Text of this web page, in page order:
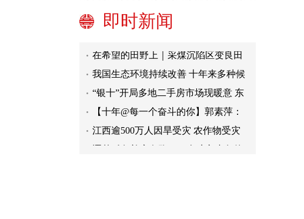
即时新闻
号”升空“逐日”
今年1-9月新疆审批用地37.26万亩 较
去年同期增长94.33%
奥运冠军石智勇任福建体育职业技术
水稻丰收在望
我国生态环境持续改善 十年来多种候
鸟保护见成效
“银十”开局多地二手房市场现暖意 东
莞成都等地成交量同比翻番
【十年@每一个奋斗的你】郭素萍：
从“扶贫”到“兴农” 论文写到太行山上
江西逾500万人因旱受灾 农作物受灾
面积超千万亩
逐梦孤岛并肩奔跑：一个驻守小岛的